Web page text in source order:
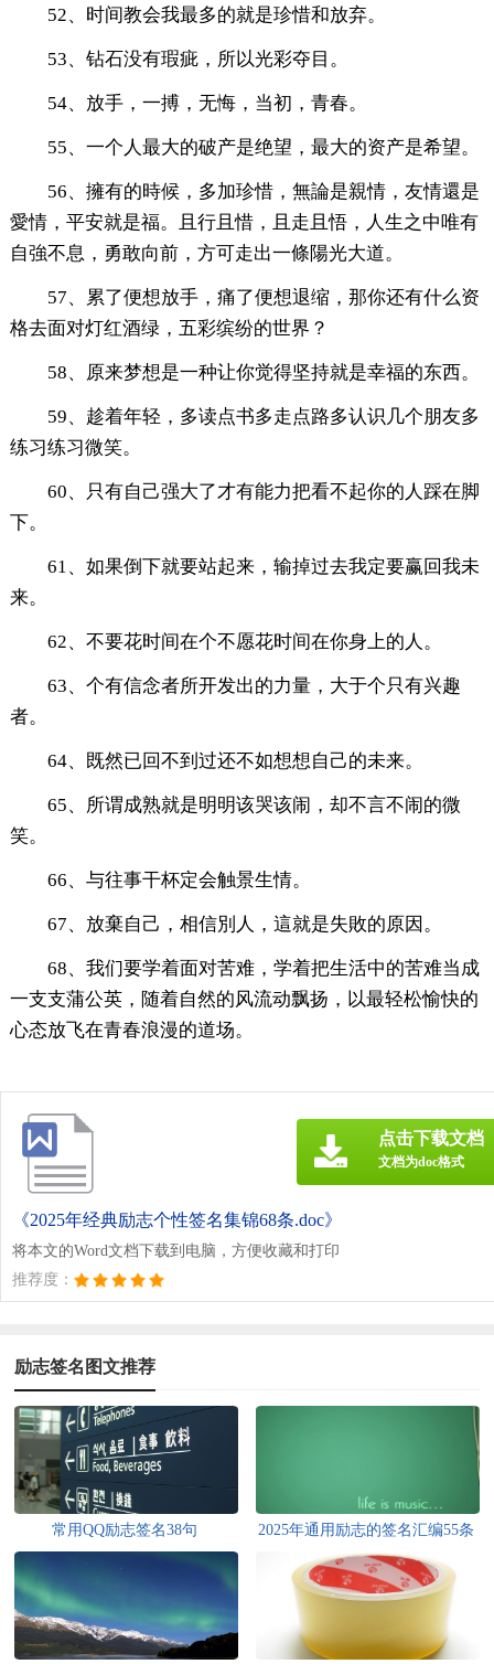
52、时间教会我最多的就是珍惜和放弃。
53、钻石没有瑕疵，所以光彩夺目。
54、放手，一搏，无悔，当初，青春。
55、一个人最大的破产是绝望，最大的资产是希望。
56、擁有的時候，多加珍惜，無論是親情，友情還是
愛情，平安就是福。且行且惜，且走且悟，人生之中唯有
自強不息，勇敢向前，方可走出一條陽光大道。
57、累了便想放手，痛了便想退缩，那你还有什么资
格去面对灯红酒绿，五彩缤纷的世界？
58、原来梦想是一种让你觉得坚持就是幸福的东西。
59、趁着年轻，多读点书多走点路多认识几个朋友多
练习练习微笑。
60、只有自己强大了才有能力把看不起你的人踩在脚
下。
61、如果倒下就要站起来，输掉过去我定要赢回我未
来。
62、不要花时间在个不愿花时间在你身上的人。
63、个有信念者所开发出的力量，大于个只有兴趣
者。
64、既然已回不到过还不如想想自己的未来。
65、所谓成熟就是明明该哭该闹，却不言不闹的微
笑。
66、与往事干杯定会触景生情。
67、放棄自己，相信別人，這就是失敗的原因。
68、我们要学着面对苦难，学着把生活中的苦难当成
一支支蒲公英，随着自然的风流动飘扬，以最轻松愉快的
心态放飞在青春浪漫的道场。
《2025年经典励志个性签名集锦68条.doc》
将本文的Word文档下载到电脑，方便收藏和打印
推荐度：
点击下载文档
文档为doc格式
励志签名图文推荐
常用QQ励志签名38句 2025年通用励志的签名汇编55条